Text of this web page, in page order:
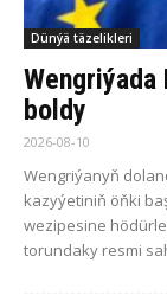
Dünýä täzelikleri
boldy
2026-08-10
Wengriýanyň
kazyýetiniň öňki
wezipesine
torundaky resmi